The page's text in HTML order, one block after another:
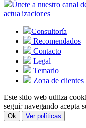
Únete a nuestro canal
actualizaciones
Consultoría
Recomendados
Contacto
Legal
Temario
Zona de clientes
Este sitio web utiliza
seguir navegando acepta
Ok Ver políticas